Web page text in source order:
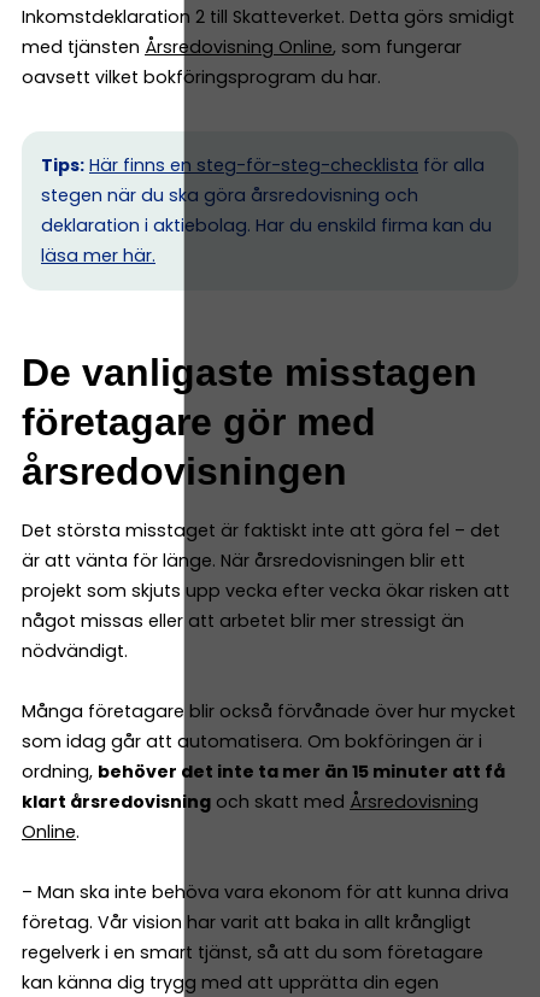
Inkomstdeklaration 2 till Skatteverket. Detta görs smidigt
med tjänsten Årsredovisning Online, som fungerar
oavsett vilket bokföringsprogram du har.
Tips: Här finns en steg-för-steg-checklista för alla
stegen när du ska göra årsredovisning och
deklaration i aktiebolag. Har du enskild firma kan du
läsa mer här.
De vanligaste misstagen
företagare gör med
årsredovisningen
Det största misstaget är faktiskt inte att göra fel – det
är att vänta för länge. När årsredovisningen blir ett
projekt som skjuts upp vecka efter vecka ökar risken att
något missas eller att arbetet blir mer stressigt än
nödvändigt.
Många företagare blir också förvånade över hur mycket
som idag går att automatisera. Om bokföringen är i
ordning, behöver det inte ta mer än 15 minuter att få
klart årsredovisning och skatt med Årsredovisning
Online.
– Man ska inte behöva vara ekonom för att kunna driva
företag. Vår vision har varit att baka in allt krångligt
regelverk i en smart tjänst, så att du som företagare
kan känna dig trygg med att upprätta din egen